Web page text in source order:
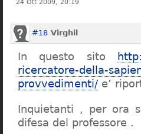
24 Ott 2009, 20:19
#18 Virghil
In questo sito
ricercatore-della-
provvedimenti/ e’
Inquietanti , per ora
difesa del professore .